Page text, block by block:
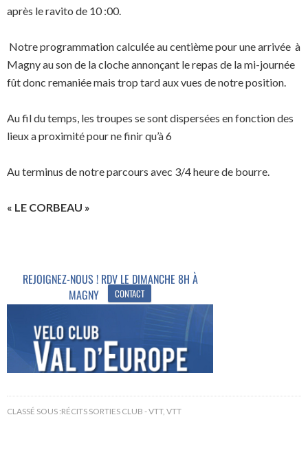
après le ravito de 10 :00.
Notre programmation calculée au centième pour une arrivée à
Magny au son de la cloche annonçant le repas de la mi-journée
fût donc remaniée mais trop tard aux vues de notre position.
Au fil du temps, les troupes se sont dispersées en fonction des
lieux a proximité pour ne finir qu’à 6
Au terminus de notre parcours avec 3/4 heure de bourre.
« LE CORBEAU »
CLASSÉ SOUS :RÉCITS SORTIES CLUB - VTT, VTT